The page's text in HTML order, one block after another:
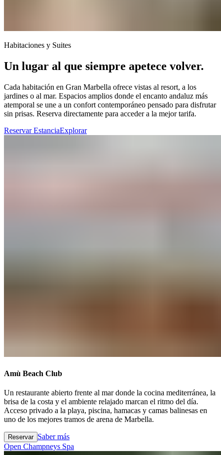
Habitaciones y Suites​​​​‌ ‍ ​‍​‍‌‍ ‌ ​‍‌‍‍‌‌‍‌ ‌‍‍‌‌‍ ‍​‍​‍​ ‍‍​‍​‍‌ ​ ‌‍​‌‌‍ ‍‌‍‍‌‌ ‌​‌ ‍‌​‍ ‍‌‍‍‌‌‍ ​‍​‍​‍ ​​‍​‍‌‍‍​‌ ​‍‌‍‌‌‌‍‌‍​‍​‍​ ‍‍​‍​‍‌‍‍​‌ ‌​‌ ‌​‌ ​​‌ ​ ​ ‍‍​‍ ​‍ ‌‍ ​​‍ ‌‌‍​‌‌‍ ‍‌‍‌​​‍ ‌‌ ​‍​‍ ‌‌‍‍​‌‍ ‌ ‌​‌‍‌‌‌‍ ​‌ ​ ​‍ ‌‌ ​ ‌ ‌​‌ ‌‌‌‍‌​‌‍‍‌‌‍ ​‍ ‍‌ ‌‍‌‍‌‌‌ ​‍‌‍​ ‌‍‌‌‌‍ ​​‍ ‍‌‍​‌‌ ​​‌ ​​​‍ ‌‍‍‌‌‍ ‍‌ ‌​‌‍‌‌‌‍ ‍‌ ‌​​‍ ‌‍‌‌‌‍‌​‌‍‍‌‌ ‌​​‍ ‌‍ ‌‌‍ ‌‍‌​‌‍‌‌​ ‌‌ ​​‌ ​‍‌‍‌‌‌ ​ ‌‍‌‌‌‍ ‍‌ ‌​‌‍​‌‌ ‌​‌‍‍‌‌‍ ‌‍ ‍​ ‍ ‌‍‍‌‌‍‌​​ ‌​ ​​‌‍​‍​ ‌ ‌‍‌​​ ​‌‌‍​‌‌‍​‍​ ‌‍​‍ ‌​ ‌ ​ ​‍​ ‍‌​ ​‍​‍ ‌​ ‌​‌‍‌‍‌‍​ ​ ‌​​‍ ‌‌‍​‌‌‍‌​‌‍​‍‌‍​ ​‍ ‌‌‍​‍​ ​​‌‍‌​​ ‌ ‌‍‌‍​ ​‌​ ‌​​ ​ ​ ‍​​ ‌‌​ ​‍‌‍‌‌​ ‍ ‌ ‌​‌ ‍‌‌ ​​‌‍‌‌​ ‌‌‍‍​‌‍ ‌ ‌​‌‍‌‌‌‍ ​‌‌​ ‌‍‍‌‌ ‌​‌‍‌‌‌​‍​‌‍ ‌‍ ‌‌‍‌‌‌‌​​‌‍​‌‌‍‌ ‌‍‌‌​ ‍ ‌ ​​‌‍​‌‌ ‌​‌‍‍​​ ‌‌ ​​‌‍​‌‌‍‌ ‌‍‌‌‌​​‍‌ ‌‌‌‍‍‌‌‍ ​‌‍‌​‌‍‌‌‌ ​‍​‍‌‌​ ‌‌‌​​‍‌‌ ‌‍‍ ‌‍‌‌‌ ‍‌​‍‌‌​ ​ ‌​‌​​‍‌‌​ ​ ‌​‌​​‍‌‌​ ​‍​ ​‍​ ‌‍​ ​‍​ ‌‌​ ​‍​ ​ ‌‍‌‌​ ‍‌‌‍‌‌​ ​ ​ ​‌‌‍‌​‌‍​‌​‍‌‌​ ​‍​ ​‍​‍‌‌​ ‌‌‌​‌​​‍ ‍‌ ​ ‌ ‌‌‌‍​‍‌‍‍​‌‍‌‌‌‍​‌‌‍‌​‌‍‍‌‌‍ ‍‌‍‌ ​ ‌‍​‍‌‍​‌‌ ​ ‌‍‌‌‌‌‌‌‌ ​‍‌‍ ​​ ‌‌‍‍​‌ ‌​‌ ‌​‌ ​​‌ ​ ​‍‌‌​ ​ ‌​​‌​‍‌‌​ ​‍‌​‌‍​‍‌‌​ ​‍‌​‌‍‌‍ ​​‍ ‌‌‍​‌‌‍ ‍‌‍‌​​‍ ‌‌ ​‍​‍ ‌‌‍‍​‌‍ ‌ ‌​‌‍‌‌‌‍ ​‌ ​ ​‍ ‌‌ ​ ‌ ‌​‌ ‌‌‌‍‌​‌‍‍‌‌‍ ​‍ ‍‌ ‌‍‌‍‌‌‌ ​‍‌‍​ ‌‍‌‌‌‍ ​​‍ ‍‌‍​‌‌ ​​‌ ​​​‍‌‍‌‍‍‌‌‍‌​​ ‌​ ​​‌‍​‍​ ‌ ‌‍‌​​ ​‌‌‍​‌‌‍​‍​ ‌‍​‍ ‌​ ‌ ​ ​‍​ ‍‌​ ​‍​‍ ‌​ ‌​‌‍‌‍‌‍​ ​ ‌​​‍ ‌‌‍​‌‌‍‌​‌‍​‍‌‍​ ​‍ ‌‌‍​‍​ ​​‌‍‌​​ ‌ ‌‍‌‍​ ​‌​ ‌​​ ​ ​ ‍​​ ‌‌​ ​‍‌‍‌‌​‍‌‍‌ ‌​‌ ‍‌‌ ​​‌‍‌‌​ ‌‌‍‍​‌‍ ‌ ‌​‌‍‌‌‌‍ ​‌‌​ ‌‍‍‌‌ ‌​‌‍‌‌‌​‍​‌‍ ‌‍ ‌‌‍‌‌‌‌​​‌‍​‌‌‍‌ ‌‍‌‌​‍‌‍‌ ​​‌‍​‌‌ ‌​‌‍‍​​ ‌‌ ​​‌‍​‌‌‍‌ ‌‍‌‌‌​​‍‌ ‌‌‌‍‍‌‌‍ ​‌‍‌​‌‍‌‌‌ ​‍​‍‌‌​ ‌‌‌​​‍‌‌ ‌‍‍ ‌‍‌‌‌ ‍‌​‍‌‌​ ​ ‌​‌​​‍‌‌​ ​ ‌​‌​​‍‌‌​ ​‍​ ​‍​ ‌‍​ ​‍​ ‌‌​ ​‍​ ​ ‌‍‌‌​ ‍‌‌‍‌‌​ ​ ​ ​‌‌‍‌​‌‍​‌​‍‌‌​ ​‍​ ​‍​‍‌‌​ ‌‌‌​‌​​‍ ‍‌ ​ ‌ ‌‌‌‍​‍‌‍‍​‌‍‌‌‌‍​‌‌‍‌​‌‍‍‌‌‍ ‍‌‍‌ ​‍‌‍‌ ​​‌‍‌‌‌ ​‍‌ ​ ‌ ​​‌‍‌‌‌‍​ ‌ ‌​‌‍‍‌‌ ‌‍‌‍‌‌​ ‌‌ ​​‌ ‌‌‌‍​‍‌‍ ​‌‍‍‌‌ ​ ‌‍‍​‌‍‌‌‌‍‌​​‍​‍‌ ‌
Un lugar al que siempre apetece volver.​​​​‌ ‍ ​‍​‍‌‍ ‌ ​‍‌‍‍‌‌‍‌ ‌‍‍‌‌‍ ‍​‍​‍​ ‍‍​‍​‍‌ ​ ‌‍​‌‌‍ ‍‌‍‍‌‌ ‌​‌ ‍‌​‍ ‍‌‍‍‌‌‍ ​‍​‍​‍ ​​‍​‍‌‍‍​‌ ​‍‌‍‌‌‌‍‌‍​‍​‍​ ‍‍​‍​‍‌‍‍​‌ ‌​‌ ‌​‌ ​​‌ ​ ​ ‍‍​‍ ​‍ ‌‍ ​​‍ ‌‌‍​‌‌‍ ‍‌‍‌​​‍ ‌‌ ​‍​‍ ‌‌‍‍​‌‍ ‌ ‌​‌‍‌‌‌‍ ​‌ ​ ​‍ ‌‌ ​ ‌ ‌​‌ ‌‌‌‍‌​‌‍‍‌‌‍ ​‍ ‍‌ ‌‍‌‍‌‌‌ ​‍‌‍​ ‌‍‌‌‌‍ ​​‍ ‍‌‍​‌‌ ​​‌ ​​​‍ ‌‍‍‌‌‍ ‍‌ ‌​‌‍‌‌‌‍ ‍‌ ‌​​‍ ‌‍‌‌‌‍‌​‌‍‍‌‌ ‌​​‍ ‌‍ ‌‌‍ ‌‍‌​‌‍‌‌​ ‌‌ ​​‌ ​‍‌‍‌‌‌ ​ ‌‍‌‌‌‍ ‍‌ ‌​‌‍​‌‌ ‌​‌‍‍‌‌‍ ‌‍ ‍​ ‍ ‌‍‍‌‌‍‌​​ ‌​ ​​‌‍​‍​ ‌ ‌‍‌​​ ​‌‌‍​‌‌‍​‍​ ‌‍​‍ ‌​ ‌ ​ ​‍​ ‍‌​ ​‍​‍ ‌​ ‌​‌‍‌‍‌‍​ ​ ‌​​‍ ‌‌‍​‌‌‍‌​‌‍​‍‌‍​ ​‍ ‌‌‍​‍​ ​​‌‍‌​​ ‌ ‌‍‌‍​ ​‌​ ‌​​ ​ ​ ‍​​ ‌‌​ ​‍‌‍‌‌​ ‍ ‌ ‌​‌ ‍‌‌ ​​‌‍‌‌​ ‌‌‍‍​‌‍ ‌ ‌​‌‍‌‌‌‍ ​‌‌​ ‌‍‍‌‌ ‌​‌‍‌‌‌​‍​‌‍ ‌‍ ‌‌‍‌‌‌‌​​‌‍​‌‌‍‌ ‌‍‌‌​ ‍ ‌ ​​‌‍​‌‌ ‌​‌‍‍​​ ‌‌ ​​‌‍​‌‌‍‌ ‌‍‌‌‌​​‍‌ ‌‌‌‍‍‌‌‍ ​‌‍‌​‌‍‌‌‌ ​‍​‍‌‌​ ‌‌‌​​‍‌‌ ‌‍‍ ‌‍‌‌‌ ‍‌​‍‌‌​ ​ ‌​‌​​‍‌‌​ ​ ‌​‌​​‍‌‌​ ​‍​ ​‍​ ‌‍​ ​‍​ ‌‌​ ​‍​ ​ ‌‍‌‌​ ‍‌‌‍‌‌​ ​ ​ ​‌‌‍‌​‌‍​‌​‍‌‌​ ​‍​ ​‍​‍‌‌​ ‌‌‌​‌​​‍ ‍‌‍‍​‌‍‌‌‌‍​‌‌‍‌​‌‍‍‌‌‍ ‍‌‍‌ ​ ‌‍​‍‌‍​‌‌ ​ ‌‍‌‌‌‌‌‌‌ ​‍‌‍ ​​ ‌‌‍‍​‌ ‌​‌ ‌​‌ ​​‌ ​ ​‍‌‌​ ​ ‌​​‌​‍‌‌​ ​‍‌​‌‍​‍‌‌​ ​‍‌​‌‍‌‍ ​​‍ ‌‌‍​‌‌‍ ‍‌‍‌​​‍ ‌‌ ​‍​‍ ‌‌‍‍​‌‍ ‌ ‌​‌‍‌‌‌‍ ​‌ ​ ​‍ ‌‌ ​ ‌ ‌​‌ ‌‌‌‍‌​‌‍‍‌‌‍ ​‍ ‍‌ ‌‍‌‍‌‌‌ ​‍‌‍​ ‌‍‌‌‌‍ ​​‍ ‍‌‍​‌‌ ​​‌ ​​​‍‌‍‌‍‍‌‌‍‌​​ ‌​ ​​‌‍​‍​ ‌ ‌‍‌​​ ​‌‌‍​‌‌‍​‍​ ‌‍​‍ ‌​ ‌ ​ ​‍​ ‍‌​ ​‍​‍ ‌​ ‌​‌‍‌‍‌‍​ ​ ‌​​‍ ‌‌‍​‌‌‍‌​‌‍​‍‌‍​ ​‍ ‌‌‍​‍​ ​​‌‍‌​​ ‌ ‌‍‌‍​ ​‌​ ‌​​ ​ ​ ‍​​ ‌‌​ ​‍‌‍‌‌​‍‌‍‌ ‌​‌ ‍‌‌ ​​‌‍‌‌​ ‌‌‍‍​‌‍ ‌ ‌​‌‍‌‌‌‍ ​‌‌​ ‌‍‍‌‌ ‌​‌‍‌‌‌​‍​‌‍ ‌‍ ‌‌‍‌‌‌‌​​‌‍​‌‌‍‌ ‌‍‌‌​‍‌‍‌ ​​‌‍​‌‌ ‌​‌‍‍​​ ‌‌ ​​‌‍​‌‌‍‌ ‌‍‌‌‌​​‍‌ ‌‌‌‍‍‌‌‍ ​‌‍‌​‌‍‌‌‌ ​‍​‍‌‌​ ‌‌‌​​‍‌‌ ‌‍‍ ‌‍‌‌‌ ‍‌​‍‌‌​ ​ ‌​‌​​‍‌‌​ ​ ‌​‌​​‍‌‌​ ​‍​ ​‍​ ‌‍​ ​‍​ ‌‌​ ​‍​ ​ ‌‍‌‌​ ‍‌‌‍‌‌​ ​ ​ ​‌‌‍‌​‌‍​‌​‍‌‌​ ​‍​ ​‍​‍‌‌​ ‌‌‌​‌​​‍ ‍‌‍‍​‌‍‌‌‌‍​‌‌‍‌​‌‍‍‌‌‍ ‍‌‍‌ ​‍‌‍‌ ​​‌‍‌‌‌ ​‍‌ ​ ‌ ​​‌‍‌‌‌‍​ ‌ ‌​‌‍‍‌‌ ‌‍‌‍‌‌​ ‌‌ ​​‌ ‌‌‌‍​‍‌‍ ​‌‍‍‌‌ ​ ‌‍‍​‌‍‌‌‌‍‌​​‍​‍‌ ‌
Cada habitación en Gran Marbella ofrece vistas al resort, a los
jardines o al mar. Espacios amplios donde el encanto andaluz más
atemporal se une a un confort contemporáneo pensado para disfrutar
sin prisas. Reserva directamente para acceder a la mejor tarifa.​​​​‌ ‍ ​‍​‍‌‍ ‌ ​‍‌‍‍‌‌‍‌ ‌‍‍‌‌‍ ‍​‍​‍​ ‍‍​‍​‍‌ ​ ‌‍​‌‌‍ ‍‌‍‍‌‌ ‌​‌ ‍‌​‍ ‍‌‍‍‌‌‍ ​‍​‍​‍ ​​‍​‍‌‍‍​‌ ​‍‌‍‌‌‌‍‌‍​‍​‍​ ‍‍​‍​‍‌‍‍​‌ ‌​‌ ‌​‌ ​​‌ ​ ​ ‍‍​‍ ​‍ ‌‍ ​​‍ ‌‌‍​‌‌‍ ‍‌‍‌​​‍ ‌‌ ​‍​‍ ‌‌‍‍​‌‍ ‌ ‌​‌‍‌‌‌‍ ​‌ ​ ​‍ ‌‌ ​ ‌ ‌​‌ ‌‌‌‍‌​‌‍‍‌‌‍ ​‍ ‍‌ ‌‍‌‍‌‌‌ ​‍‌‍​ ‌‍‌‌‌‍ ​​‍ ‍‌‍​‌‌ ​​‌ ​​​‍ ‌‍‍‌‌‍ ‍‌ ‌​‌‍‌‌‌‍ ‍‌ ‌​​‍ ‌‍‌‌‌‍‌​‌‍‍‌‌ ‌​​‍ ‌‍ ‌‌‍ ‌‍‌​‌‍‌‌​ ‌‌ ​​‌ ​‍‌‍‌‌‌ ​ ‌‍‌‌‌‍ ‍‌ ‌​‌‍​‌‌ ‌​‌‍‍‌‌‍ ‌‍ ‍​ ‍ ‌‍‍‌‌‍‌​​ ‌​ ​​‌‍​‍​ ‌ ‌‍‌​​ ​‌‌‍​‌‌‍​‍​ ‌‍​‍ ‌​ ‌ ​ ​‍​ ‍‌​ ​‍​‍ ‌​ ‌​‌‍‌‍‌‍​ ​ ‌​​‍ ‌‌‍​‌‌‍‌​‌‍​‍‌‍​ ​‍ ‌‌‍​‍​ ​​‌‍‌​​ ‌ ‌‍‌‍​ ​‌​ ‌​​ ​ ​ ‍​​ ‌‌​ ​‍‌‍‌‌​ ‍ ‌ ‌​‌ ‍‌‌ ​​‌‍‌‌​ ‌‌‍‍​‌‍ ‌ ‌​‌‍‌‌‌‍ ​‌‌​ ‌‍‍‌‌ ‌​‌‍‌‌‌​‍​‌‍ ‌‍ ‌‌‍‌‌‌‌​​‌‍​‌‌‍‌ ‌‍‌‌​ ‍ ‌ ​​‌‍​‌‌ ‌​‌‍‍​​ ‌‌ ​​‌‍​‌‌‍‌ ‌‍‌‌‌​​‍‌ ‌‌‌‍‍‌‌‍ ​‌‍‌​‌‍‌‌‌ ​‍​‍‌‌​ ‌‌‌​​‍‌‌ ‌‍‍ ‌‍‌‌‌ ‍‌​‍‌‌​ ​ ‌​‌​​‍‌‌​ ​ ‌​‌​​‍‌‌​ ​‍​ ​‍​ ‌‍​ ​‍​ ‌‌​ ​‍​ ​ ‌‍‌‌​ ‍‌‌‍‌‌​ ​ ​ ​‌‌‍‌​‌‍​‌​‍‌‌​ ​‍​ ​‍​‍‌‌​ ‌‌‌​‌​​‍ ‍‌‍​‍‌‍ ‌‍‌​‌ ‍‌​ ‌‍​‍‌‍​‌‌ ​ ‌‍‌‌‌‌‌‌‌ ​‍‌‍ ​​ ‌‌‍‍​‌ ‌​‌ ‌​‌ ​​‌ ​ ​‍‌‌​ ​ ‌​​‌​‍‌‌​ ​‍‌​‌‍​‍‌‌​ ​‍‌​‌‍‌‍ ​​‍ ‌‌‍​‌‌‍ ‍‌‍‌​​‍ ‌‌ ​‍​‍ ‌‌‍‍​‌‍ ‌ ‌​‌‍‌‌‌‍ ​‌ ​ ​‍ ‌‌ ​ ‌ ‌​‌ ‌‌‌‍‌​‌‍‍‌‌‍ ​‍ ‍‌ ‌‍‌‍‌‌‌ ​‍‌‍​ ‌‍‌‌‌‍ ​​‍ ‍‌‍​‌‌ ​​‌ ​​​‍‌‍‌‍‍‌‌‍‌​​ ‌​ ​​‌‍​‍​ ‌ ‌‍‌​​ ​‌‌‍​‌‌‍​‍​ ‌‍​‍ ‌​ ‌ ​ ​‍​ ‍‌​ ​‍​‍ ‌​ ‌​‌‍‌‍‌‍​ ​ ‌​​‍ ‌‌‍​‌‌‍‌​‌‍​‍‌‍​ ​‍ ‌‌‍​‍​ ​​‌‍‌​​ ‌ ‌‍‌‍​ ​‌​ ‌​​ ​ ​ ‍​​ ‌‌​ ​‍‌‍‌‌​‍‌‍‌ ‌​‌ ‍‌‌ ​​‌‍‌‌​ ‌‌‍‍​‌‍ ‌ ‌​‌‍‌‌‌‍ ​‌‌​ ‌‍‍‌‌ ‌​‌‍‌‌‌​‍​‌‍ ‌‍ ‌‌‍‌‌‌‌​​‌‍​‌‌‍‌ ‌‍‌‌​‍‌‍‌ ​​‌‍​‌‌ ‌​‌‍‍​​ ‌‌ ​​‌‍​‌‌‍‌ ‌‍‌‌‌​​‍‌ ‌‌‌‍‍‌‌‍ ​‌‍‌​‌‍‌‌‌ ​‍​‍‌‌​ ‌‌‌​​‍‌‌ ‌‍‍ ‌‍‌‌‌ ‍‌​‍‌‌​ ​ ‌​‌​​‍‌‌​ ​ ‌​‌​​‍‌‌​ ​‍​ ​‍​ ‌‍​ ​‍​ ‌‌​ ​‍​ ​ ‌‍‌‌​ ‍‌‌‍‌‌​ ​ ​ ​‌‌‍‌​‌‍​‌​‍‌‌​ ​‍​ ​‍​‍‌‌​ ‌‌‌​‌​​‍ ‍‌‍​‍‌‍ ‌‍‌​‌ ‍‌​‍‌‍‌ ​​‌‍‌‌‌ ​‍‌ ​ ‌ ​​‌‍‌‌‌‍​ ‌ ‌​‌‍‍‌‌ ‌‍‌‍‌‌​ ‌‌ ​​‌ ‌‌‌‍​‍‌‍ ​‌‍‍‌‌ ​ ‌‍‍​‌‍‌‌‌‍‌​​‍​‍‌ ‌
Reservar Estancia​​​​‌ ‍ ​‍​‍‌‍ ‌ ​‍‌‍‍‌‌‍‌ ‌‍‍‌‌‍ ‍​‍​‍​ ‍‍​‍​‍‌ ​ ‌‍​‌‌‍ ‍‌‍‍‌‌ ‌​‌ ‍‌​‍ ‍‌‍‍‌‌‍ ​‍​‍​‍ ​​‍​‍‌‍‍​‌ ​‍‌‍‌‌‌‍‌‍​‍​‍​ ‍‍​‍​‍‌‍‍​‌ ‌​‌ ‌​‌ ​​‌ ​ ​ ‍‍​‍ ​‍ ‌‍ ​​‍ ‌‌‍​‌‌‍ ‍‌‍‌​​‍ ‌‌ ​‍​‍ ‌‌‍‍​‌‍ ‌ ‌​‌‍‌‌‌‍ ​‌ ​ ​‍ ‌‌ ​ ‌ ‌​‌ ‌‌‌‍‌​‌‍‍‌‌‍ ​‍ ‍‌ ‌‍‌‍‌‌‌ ​‍‌‍​ ‌‍‌‌‌‍ ​​‍ ‍‌‍​‌‌ ​​‌ ​​​‍ ‌‍‍‌‌‍ ‍‌ ‌​‌‍‌‌‌‍ ‍‌ ‌​​‍ ‌‍‌‌‌‍‌​‌‍‍‌‌ ‌​​‍ ‌‍ ‌‌‍ ‌‍‌​‌‍‌‌​ ‌‌ ​​‌ ​‍‌‍‌‌‌ ​ ‌‍‌‌‌‍ ‍‌ ‌​‌‍​‌‌ ‌​‌‍‍‌‌‍ ‌‍ ‍​ ‍ ‌‍‍‌‌‍‌​​ ‌​ ​​‌‍​‍​ ‌ ‌‍‌​​ ​‌‌‍​‌‌‍​‍​ ‌‍​‍ ‌​ ‌ ​ ​‍​ ‍‌​ ​‍​‍ ‌​ ‌​‌‍‌‍‌‍​ ​ ‌​​‍ ‌‌‍​‌‌‍‌​‌‍​‍‌‍​ ​‍ ‌‌‍​‍​ ​​‌‍‌​​ ‌ ‌‍‌‍​ ​‌​ ‌​​ ​ ​ ‍​​ ‌‌​ ​‍‌‍‌‌​ ‍ ‌ ‌​‌ ‍‌‌ ​​‌‍‌‌​ ‌‌‍‍​‌‍ ‌ ‌​‌‍‌‌‌‍ ​‌‌​ ‌‍‍‌‌ ‌​‌‍‌‌‌​‍​‌‍ ‌‍ ‌‌‍‌‌‌‌​​‌‍​‌‌‍‌ ‌‍‌‌​ ‍ ‌ ​​‌‍​‌‌ ‌​‌‍‍​​ ‌‌ ​​‌‍​‌‌‍‌ ‌‍‌‌‌​​‍‌ ‌‌‌‍‍‌‌‍ ​‌‍‌​‌‍‌‌‌ ​‍​‍‌‌​ ‌‌‌​​‍‌‌ ‌‍‍ ‌‍‌‌‌ ‍‌​‍‌‌​ ​ ‌​‌​​‍‌‌​ ​ ‌​‌​​‍‌‌​ ​‍​ ​‍​ ‌‍​ ​‍​ ‌‌​ ​‍​ ​ ‌‍‌‌​ ‍‌‌‍‌‌​ ​ ​ ​‌‌‍‌​‌‍​‌​‍‌‌​ ​‍​ ​‍​‍‌‌​ ‌‌‌​‌​​‍ ‍‌ ​​‌ ​‍‌‍‍‌‌‍ ‌‌‍​‌‌ ​‍‌ ‍‌‌​​ ‌ ‌​‌‍​‌​‍ ‍‌‍ ​‌‍​‌‌‍​‍‌‍‌‌‌‍ ​​ ‌‍​‍‌‍​‌‌ ​ ‌‍‌‌‌‌‌‌‌ ​‍‌‍ ​​ ‌‌‍‍​‌ ‌​‌ ‌​‌ ​​‌ ​ ​‍‌‌​ ​ ‌​​‌​‍‌‌​ ​‍‌​‌‍​‍‌‌​ ​‍‌​‌‍‌‍ ​​‍ ‌‌‍​‌‌‍ ‍‌‍‌​​‍ ‌‌ ​‍​‍ ‌‌‍‍​‌‍ ‌ ‌​‌‍‌‌‌‍ ​‌ ​ ​‍ ‌‌ ​ ‌ ‌​‌ ‌‌‌‍‌​‌‍‍‌‌‍ ​‍ ‍‌ ‌‍‌‍‌‌‌ ​‍‌‍​ ‌‍‌‌‌‍ ​​‍ ‍‌‍​‌‌ ​​‌ ​​​‍‌‍‌‍‍‌‌‍‌​​ ‌​ ​​‌‍​‍​ ‌ ‌‍‌​​ ​‌‌‍​‌‌‍​‍​ ‌‍​‍ ‌​ ‌ ​ ​‍​ ‍‌​ ​‍​‍ ‌​ ‌​‌‍‌‍‌‍​ ​ ‌​​‍ ‌‌‍​‌‌‍‌​‌‍​‍‌‍​ ​‍ ‌‌‍​‍​ ​​‌‍‌​​ ‌ ‌‍‌‍​ ​‌​ ‌​​ ​ ​ ‍​​ ‌‌​ ​‍‌‍‌‌​‍‌‍‌ ‌​‌ ‍‌‌ ​​‌‍‌‌​ ‌‌‍‍​‌‍ ‌ ‌​‌‍‌‌‌‍ ​‌‌​ ‌‍‍‌‌ ‌​‌‍‌‌‌​‍​‌‍ ‌‍ ‌‌‍‌‌‌‌​​‌‍​‌‌‍‌ ‌‍‌‌​‍‌‍‌ ​​‌‍​‌‌ ‌​‌‍‍​​ ‌‌ ​​‌‍​‌‌‍‌ ‌‍‌‌‌​​‍‌ ‌‌‌‍‍‌‌‍ ​‌‍‌​‌‍‌‌‌ ​‍​‍‌‌​ ‌‌‌​​‍‌‌ ‌‍‍ ‌‍‌‌‌ ‍‌​‍‌‌​ ​ ‌​‌​​‍‌‌​ ​ ‌​‌​​‍‌‌​ ​‍​ ​‍​ ‌‍​ ​‍​ ‌‌​ ​‍​ ​ ‌‍‌‌​ ‍‌‌‍‌‌​ ​ ​ ​‌‌‍‌​‌‍​‌​‍‌‌​ ​‍​ ​‍​‍‌‌​ ‌‌‌​‌​​‍ ‍‌ ​​‌ ​‍‌‍‍‌‌‍ ‌‌‍​‌‌ ​‍‌ ‍‌‌​​ ‌ ‌​‌‍​‌​‍ ‍‌‍ ​‌‍​‌‌‍​‍‌‍‌‌‌‍ ​​‍‌‍‌ ​​‌‍‌‌‌ ​‍‌ ​ ‌ ​​‌‍‌‌‌‍​ ‌ ‌​‌‍‍‌‌ ‌‍‌‍‌‌​ ‌‌ ​​‌ ‌‌‌‍​‍‌‍ ​‌‍‍‌‌ ​ ‌‍‍​‌‍‌‌‌‍‌​​‍​‍‌ ‌Explorar​​​​‌ ‍ ​‍​‍‌‍ ‌ ​‍‌‍‍‌‌‍‌ ‌‍‍‌‌‍ ‍​‍​‍​ ‍‍​‍​‍‌ ​ ‌‍​‌‌‍ ‍‌‍‍‌‌ ‌​‌ ‍‌​‍ ‍‌‍‍‌‌‍ ​‍​‍​‍ ​​‍​‍‌‍‍​‌ ​‍‌‍‌‌‌‍‌‍​‍​‍​ ‍‍​‍​‍‌‍‍​‌ ‌​‌ ‌​‌ ​​‌ ​ ​ ‍‍​‍ ​‍ ‌‍ ​​‍ ‌‌‍​‌‌‍ ‍‌‍‌​​‍ ‌‌ ​‍​‍ ‌‌‍‍​‌‍ ‌ ‌​‌‍‌‌‌‍ ​‌ ​ ​‍ ‌‌ ​ ‌ ‌​‌ ‌‌‌‍‌​‌‍‍‌‌‍ ​‍ ‍‌ ‌‍‌‍‌‌‌ ​‍‌‍​ ‌‍‌‌‌‍ ​​‍ ‍‌‍​‌‌ ​​‌ ​​​‍ ‌‍‍‌‌‍ ‍‌ ‌​‌‍‌‌‌‍ ‍‌ ‌​​‍ ‌‍‌‌‌‍‌​‌‍‍‌‌ ‌​​‍ ‌‍ ‌‌‍ ‌‍‌​‌‍‌‌​ ‌‌ ​​‌ ​‍‌‍‌‌‌ ​ ‌‍‌‌‌‍ ‍‌ ‌​‌‍​‌‌ ‌​‌‍‍‌‌‍ ‌‍ ‍​ ‍ ‌‍‍‌‌‍‌​​ ‌​ ​​‌‍​‍​ ‌ ‌‍‌​​ ​‌‌‍​‌‌‍​‍​ ‌‍​‍ ‌​ ‌ ​ ​‍​ ‍‌​ ​‍​‍ ‌​ ‌​‌‍‌‍‌‍​ ​ ‌​​‍ ‌‌‍​‌‌‍‌​‌‍​‍‌‍​ ​‍ ‌‌‍​‍​ ​​‌‍‌​​ ‌ ‌‍‌‍​ ​‌​ ‌​​ ​ ​ ‍​​ ‌‌​ ​‍‌‍‌‌​ ‍ ‌ ‌​‌ ‍‌‌ ​​‌‍‌‌​ ‌‌‍‍​‌‍ ‌ ‌​‌‍‌‌‌‍ ​‌‌​ ‌‍‍‌‌ ‌​‌‍‌‌‌​‍​‌‍ ‌‍ ‌‌‍‌‌‌‌​​‌‍​‌‌‍‌ ‌‍‌‌​ ‍ ‌ ​​‌‍​‌‌ ‌​‌‍‍​​ ‌‌ ​​‌‍​‌‌‍‌ ‌‍‌‌‌​​‍‌ ‌‌‌‍‍‌‌‍ ​‌‍‌​‌‍‌‌‌ ​‍​‍‌‌​ ‌‌‌​​‍‌‌ ‌‍‍ ‌‍‌‌‌ ‍‌​‍‌‌​ ​ ‌​‌​​‍‌‌​ ​ ‌​‌​​‍‌‌​ ​‍​ ​‍​ ‌‍​ ​‍​ ‌‌​ ​‍​ ​ ‌‍‌‌​ ‍‌‌‍‌‌​ ​ ​ ​‌‌‍‌​‌‍​‌​‍‌‌​ ​‍​ ​‍​‍‌‌​ ‌‌‌​‌​​‍ ‍‌ ​ ‌‍‌‌‌‍​ ‌‍ ‌‍ ‍‌‍‌​‌‍​‌‌ ​‍‌ ‍‌‌​​ ‌ ‌​‌‍​‌​‍ ‍‌‍ ​‌‍​‌‌‍​‍‌‍‌‌‌‍ ​​ ‌‍​‍‌‍​‌‌ ​ ‌‍‌‌‌‌‌‌‌ ​‍‌‍ ​​ ‌‌‍‍​‌ ‌​‌ ‌​‌ ​​‌ ​ ​‍‌‌​ ​ ‌​​‌​‍‌‌​ ​‍‌​‌‍​‍‌‌​ ​‍‌​‌‍‌‍ ​​‍ ‌‌‍​‌‌‍ ‍‌‍‌​​‍ ‌‌ ​‍​‍ ‌‌‍‍​‌‍ ‌ ‌​‌‍‌‌‌‍ ​‌ ​ ​‍ ‌‌ ​ ‌ ‌​‌ ‌‌‌‍‌​‌‍‍‌‌‍ ​‍ ‍‌ ‌‍‌‍‌‌‌ ​‍‌‍​ ‌‍‌‌‌‍ ​​‍ ‍‌‍​‌‌ ​​‌ ​​​‍‌‍‌‍‍‌‌‍‌​​ ‌​ ​​‌‍​‍​ ‌ ‌‍‌​​ ​‌‌‍​‌‌‍​‍​ ‌‍​‍ ‌​ ‌ ​ ​‍​ ‍‌​ ​‍​‍ ‌​ ‌​‌‍‌‍‌‍​ ​ ‌​​‍ ‌‌‍​‌‌‍‌​‌‍​‍‌‍​ ​‍ ‌‌‍​‍​ ​​‌‍‌​​ ‌ ‌‍‌‍​ ​‌​ ‌​​ ​ ​ ‍​​ ‌‌​ ​‍‌‍‌‌​‍‌‍‌ ‌​‌ ‍‌‌ ​​‌‍‌‌​ ‌‌‍‍​‌‍ ‌ ‌​‌‍‌‌‌‍ ​‌‌​ ‌‍‍‌‌ ‌​‌‍‌‌‌​‍​‌‍ ‌‍ ‌‌‍‌‌‌‌​​‌‍​‌‌‍‌ ‌‍‌‌​‍‌‍‌ ​​‌‍​‌‌ ‌​‌‍‍​​ ‌‌ ​​‌‍​‌‌‍‌ ‌‍‌‌‌​​‍‌ ‌‌‌‍‍‌‌‍ ​‌‍‌​‌‍‌‌‌ ​‍​‍‌‌​ ‌‌‌​​‍‌‌ ‌‍‍ ‌‍‌‌‌ ‍‌​‍‌‌​ ​ ‌​‌​​‍‌‌​ ​ ‌​‌​​‍‌‌​ ​‍​ ​‍​ ‌‍​ ​‍​ ‌‌​ ​‍​ ​ ‌‍‌‌​ ‍‌‌‍‌‌​ ​ ​ ​‌‌‍‌​‌‍​‌​‍‌‌​ ​‍​ ​‍​‍‌‌​ ‌‌‌​‌​​‍ ‍‌ ​ ‌‍‌‌‌‍​ ‌‍ ‌‍ ‍‌‍‌​‌‍​‌‌ ​‍‌ ‍‌‌​​ ‌ ‌​‌‍​‌​‍ ‍‌‍ ​‌‍​‌‌‍​‍‌‍‌‌‌‍ ​​‍‌‍‌ ​​‌‍‌‌‌ ​‍‌ ​ ‌ ​​‌‍‌‌‌‍​ ‌ ‌​‌‍‍‌‌ ‌‍‌‍‌‌​ ‌‌ ​​‌ ‌‌‌‍​‍‌‍ ​‌‍‍‌‌ ​ ‌‍‍​‌‍‌‌‌‍‌​​‍​‍‌ ‌
Amù Beach Club​​​​‌ ‍ ​‍​‍‌‍ ‌ ​‍‌‍‍‌‌‍‌ ‌‍‍‌‌‍ ‍​‍​‍​ ‍‍​‍​‍‌ ​ ‌‍​‌‌‍ ‍‌‍‍‌‌ ‌​‌ ‍‌​‍ ‍‌‍‍‌‌‍ ​‍​‍​‍ ​​‍​‍‌‍‍​‌ ​‍‌‍‌‌‌‍‌‍​‍​‍​ ‍‍​‍​‍‌‍‍​‌ ‌​‌ ‌​‌ ​​‌ ​ ​ ‍‍​‍ ​‍ ‌‍ ​​‍ ‌‌‍​‌‌‍ ‍‌‍‌​​‍ ‌‌ ​‍​‍ ‌‌‍‍​‌‍ ‌ ‌​‌‍‌‌‌‍ ​‌ ​ ​‍ ‌‌ ​ ‌ ‌​‌ ‌‌‌‍‌​‌‍‍‌‌‍ ​‍ ‍‌ ‌‍‌‍‌‌‌ ​‍‌‍​ ‌‍‌‌‌‍ ​​‍ ‍‌‍​‌‌ ​​‌ ​​​‍ ‌‍‍‌‌‍ ‍‌ ‌​‌‍‌‌‌‍ ‍‌ ‌​​‍ ‌‍‌‌‌‍‌​‌‍‍‌‌ ‌​​‍ ‌‍ ‌‌‍ ‌‍‌​‌‍‌‌​ ‌‌ ​​‌ ​‍‌‍‌‌‌ ​ ‌‍‌‌‌‍ ‍‌ ‌​‌‍​‌‌ ‌​‌‍‍‌‌‍ ‌‍ ‍​ ‍ ‌‍‍‌‌‍‌​​ ‌​ ​​‌‍​‍​ ‌ ‌‍‌​​ ​‌‌‍​‌‌‍​‍​ ‌‍​‍ ‌​ ‌ ​ ​‍​ ‍‌​ ​‍​‍ ‌​ ‌​‌‍‌‍‌‍​ ​ ‌​​‍ ‌‌‍​‌‌‍‌​‌‍​‍‌‍​ ​‍ ‌‌‍​‍​ ​​‌‍‌​​ ‌ ‌‍‌‍​ ​‌​ ‌​​ ​ ​ ‍​​ ‌‌​ ​‍‌‍‌‌​ ‍ ‌ ‌​‌ ‍‌‌ ​​‌‍‌‌​ ‌‌‍‍​‌‍ ‌ ‌​‌‍‌‌‌‍ ​‌‌​ ‌‍‍‌‌ ‌​‌‍‌‌‌​‍​‌‍ ‌‍ ‌‌‍‌‌‌‌​​‌‍​‌‌‍‌ ‌‍‌‌​ ‍ ‌ ​​‌‍​‌‌ ‌​‌‍‍​​ ‌‌ ​​‌‍​‌‌‍‌ ‌‍‌‌‌​​‍‌ ‌‌‌‍‍‌‌‍ ​‌‍‌​‌‍‌‌‌ ​‍​‍‌‌​ ‌‌‌​​‍‌‌ ‌‍‍ ‌‍‌‌‌ ‍‌​‍‌‌​ ​ ‌​‌​​‍‌‌​ ​ ‌​‌​​‍‌‌​ ​‍​ ​‍​ ‌‌‌‍​ ‌‍‌‍​ ‌​‌‍‌‌​ ‍‌​ ‍‌​ ‌​​ ​‌​ ‌‌​ ‌ ​ ​‍​‍‌‌​ ​‍​ ​‍​‍‌‌​ ‌‌‌​‌​​‍ ‍‌‍​ ‌‍ ‌‍ ‍‌ ‌​‌‍‌‌‌‍ ‍‌ ‌​​‍‌‌​ ‌‌‌​​‍‌‌ ‌‍‍ ‌‍‌‌‌ ‍‌​‍‌‌​ ​ ‌​‌​​‍‌‌​ ​ ‌​‌​​‍‌‌​ ​‍​ ​‍​ ​​​ ​‍​ ​‌‌‍​ ​ ‍​​ ‌ ‌‍‌‌​ ‍‌​ ‌​‌‍‌‍​ ‍‌‌‍​ ​‍‌‌​ ​‍​ ​‍​‍‌‌​ ‌‌‌​‌​​‍ ‍‌ ‌​‌‍‍‌‌ ‌​‌‍ ​‌‍‌‌​ ‌‍​‍‌‍​‌‌ ​ ‌‍‌‌‌‌‌‌‌ ​‍‌‍ ​​ ‌‌‍‍​‌ ‌​‌ ‌​‌ ​​‌ ​ ​‍‌‌​ ​ ‌​​‌​‍‌‌​ ​‍‌​‌‍​‍‌‌​ ​‍‌​‌‍‌‍ ​​‍ ‌‌‍​‌‌‍ ‍‌‍‌​​‍ ‌‌ ​‍​‍ ‌‌‍‍​‌‍ ‌ ‌​‌‍‌‌‌‍ ​‌ ​ ​‍ ‌‌ ​ ‌ ‌​‌ ‌‌‌‍‌​‌‍‍‌‌‍ ​‍ ‍‌ ‌‍‌‍‌‌‌ ​‍‌‍​ ‌‍‌‌‌‍ ​​‍ ‍‌‍​‌‌ ​​‌ ​​​‍‌‍‌‍‍‌‌‍‌​​ ‌​ ​​‌‍​‍​ ‌ ‌‍‌​​ ​‌‌‍​‌‌‍​‍​ ‌‍​‍ ‌​ ‌ ​ ​‍​ ‍‌​ ​‍​‍ ‌​ ‌​‌‍‌‍‌‍​ ​ ‌​​‍ ‌‌‍​‌‌‍‌​‌‍​‍‌‍​ ​‍ ‌‌‍​‍​ ​​‌‍‌​​ ‌ ‌‍‌‍​ ​‌​ ‌​​ ​ ​ ‍​​ ‌‌​ ​‍‌‍‌‌​‍‌‍‌ ‌​‌ ‍‌‌ ​​‌‍‌‌​ ‌‌‍‍​‌‍ ‌ ‌​‌‍‌‌‌‍ ​‌‌​ ‌‍‍‌‌ ‌​‌‍‌‌‌​‍​‌‍ ‌‍ ‌‌‍‌‌‌‌​​‌‍​‌‌‍‌ ‌‍‌‌​‍‌‍‌ ​​‌‍​‌‌ ‌​‌‍‍​​ ‌‌ ​​‌‍​‌‌‍‌ ‌‍‌‌‌​​‍‌ ‌‌‌‍‍‌‌‍ ​‌‍‌​‌‍‌‌‌ ​‍​‍‌‌​ ‌‌‌​​‍‌‌ ‌‍‍ ‌‍‌‌‌ ‍‌​‍‌‌​ ​ ‌​‌​​‍‌‌​ ​ ‌​‌​​‍‌‌​ ​‍​ ​‍​ ‌‌‌‍​ ‌‍‌‍​ ‌​‌‍‌‌​ ‍‌​ ‍‌​ ‌​​ ​‌​ ‌‌​ ‌ ​ ​‍​‍‌‌​ ​‍​ ​‍​‍‌‌​ ‌‌‌​‌​​‍ ‍‌‍​ ‌‍ ‌‍ ‍‌ ‌​‌‍‌‌‌‍ ‍‌ ‌​​‍‌‌​ ‌‌‌​​‍‌‌ ‌‍‍ ‌‍‌‌‌ ‍‌​‍‌‌​ ​ ‌​‌​​‍‌‌​ ​ ‌​‌​​‍‌‌​ ​‍​ ​‍​ ​​​ ​‍​ ​‌‌‍​ ​ ‍​​ ‌ ‌‍‌‌​ ‍‌​ ‌​‌‍‌‍​ ‍‌‌‍​ ​‍‌‌​ ​‍​ ​‍​‍‌‌​ ‌‌‌​‌​​‍ ‍‌ ‌​‌‍‍‌‌ ‌​‌‍ ​‌‍‌‌​‍‌‍‌ ​​‌‍‌‌‌ ​‍‌ ​ ‌ ​​‌‍‌‌‌‍​ ‌ ‌​‌‍‍‌‌ ‌‍‌‍‌‌​ ‌‌ ​​‌ ‌‌‌‍​‍‌‍ ​‌‍‍‌‌ ​ ‌‍‍​‌‍‌‌‌‍‌​​‍​‍‌ ‌
Un restaurante abierto frente al mar donde la cocina mediterránea, la
brisa de la costa y el ambiente relajado marcan el ritmo del día.
Acceso privado a la playa, piscina, hamacas y camas balinesas en
uno de los mejores tramos de arena de Marbella.​​​​‌ ‍ ​‍​‍‌‍ ‌ ​‍‌‍‍‌‌‍‌ ‌‍‍‌‌‍ ‍​‍​‍​ ‍‍​‍​‍‌ ​ ‌‍​‌‌‍ ‍‌‍‍‌‌ ‌​‌ ‍‌​‍ ‍‌‍‍‌‌‍ ​‍​‍​‍ ​​‍​‍‌‍‍​‌ ​‍‌‍‌‌‌‍‌‍​‍​‍​ ‍‍​‍​‍‌‍‍​‌ ‌​‌ ‌​‌ ​​‌ ​ ​ ‍‍​‍ ​‍ ‌‍ ​​‍ ‌‌‍​‌‌‍ ‍‌‍‌​​‍ ‌‌ ​‍​‍ ‌‌‍‍​‌‍ ‌ ‌​‌‍‌‌‌‍ ​‌ ​ ​‍ ‌‌ ​ ‌ ‌​‌ ‌‌‌‍‌​‌‍‍‌‌‍ ​‍ ‍‌ ‌‍‌‍‌‌‌ ​‍‌‍​ ‌‍‌‌‌‍ ​​‍ ‍‌‍​‌‌ ​​‌ ​​​‍ ‌‍‍‌‌‍ ‍‌ ‌​‌‍‌‌‌‍ ‍‌ ‌​​‍ ‌‍‌‌‌‍‌​‌‍‍‌‌ ‌​​‍ ‌‍ ‌‌‍ ‌‍‌​‌‍‌‌​ ‌‌ ​​‌ ​‍‌‍‌‌‌ ​ ‌‍‌‌‌‍ ‍‌ ‌​‌‍​‌‌ ‌​‌‍‍‌‌‍ ‌‍ ‍​ ‍ ‌‍‍‌‌‍‌​​ ‌​ ​​‌‍​‍​ ‌ ‌‍‌​​ ​‌‌‍​‌‌‍​‍​ ‌‍​‍ ‌​ ‌ ​ ​‍​ ‍‌​ ​‍​‍ ‌​ ‌​‌‍‌‍‌‍​ ​ ‌​​‍ ‌‌‍​‌‌‍‌​‌‍​‍‌‍​ ​‍ ‌‌‍​‍​ ​​‌‍‌​​ ‌ ‌‍‌‍​ ​‌​ ‌​​ ​ ​ ‍​​ ‌‌​ ​‍‌‍‌‌​ ‍ ‌ ‌​‌ ‍‌‌ ​​‌‍‌‌​ ‌‌‍‍​‌‍ ‌ ‌​‌‍‌‌‌‍ ​‌‌​ ‌‍‍‌‌ ‌​‌‍‌‌‌​‍​‌‍ ‌‍ ‌‌‍‌‌‌‌​​‌‍​‌‌‍‌ ‌‍‌‌​ ‍ ‌ ​​‌‍​‌‌ ‌​‌‍‍​​ ‌‌ ​​‌‍​‌‌‍‌ ‌‍‌‌‌​​‍‌ ‌‌‌‍‍‌‌‍ ​‌‍‌​‌‍‌‌‌ ​‍​‍‌‌​ ‌‌‌​​‍‌‌ ‌‍‍ ‌‍‌‌‌ ‍‌​‍‌‌​ ​ ‌​‌​​‍‌‌​ ​ ‌​‌​​‍‌‌​ ​‍​ ​‍​ ‌‌‌‍​ ‌‍‌‍​ ‌​‌‍‌‌​ ‍‌​ ‍‌​ ‌​​ ​‌​ ‌‌​ ‌ ​ ​‍​‍‌‌​ ​‍​ ​‍​‍‌‌​ ‌‌‌​‌​​‍ ‍‌‍​ ‌‍ ‌‍ ‍‌ ‌​‌‍‌‌‌‍ ‍‌ ‌​​‍‌‌​ ‌‌‌​​‍‌‌ ‌‍‍ ‌‍‌‌‌ ‍‌​‍‌‌​ ​ ‌​‌​​‍‌‌​ ​ ‌​‌​​‍‌‌​ ​‍​ ​‍​ ​​​ ​‍​ ​‌‌‍​ ​ ‍​​ ‌ ‌‍‌‌​ ‍‌​ ‌​‌‍‌‍​ ‍‌‌‍​ ​‍‌‌​ ​‍​ ​‍​‍‌‌​ ‌‌‌​‌​​‍ ‍‌‍‌‌‌ ‍​‌‍​ ‌‍‌‌‌ ​‍‌ ​​‌ ‌​​ ‌‍​‍‌‍​‌‌ ​ ‌‍‌‌‌‌‌‌‌ ​‍‌‍ ​​ ‌‌‍‍​‌ ‌​‌ ‌​‌ ​​‌ ​ ​‍‌‌​ ​ ‌​​‌​‍‌‌​ ​‍‌​‌‍​‍‌‌​ ​‍‌​‌‍‌‍ ​​‍ ‌‌‍​‌‌‍ ‍‌‍‌​​‍ ‌‌ ​‍​‍ ‌‌‍‍​‌‍ ‌ ‌​‌‍‌‌‌‍ ​‌ ​ ​‍ ‌‌ ​ ‌ ‌​‌ ‌‌‌‍‌​‌‍‍‌‌‍ ​‍ ‍‌ ‌‍‌‍‌‌‌ ​‍‌‍​ ‌‍‌‌‌‍ ​​‍ ‍‌‍​‌‌ ​​‌ ​​​‍‌‍‌‍‍‌‌‍‌​​ ‌​ ​​‌‍​‍​ ‌ ‌‍‌​​ ​‌‌‍​‌‌‍​‍​ ‌‍​‍ ‌​ ‌ ​ ​‍​ ‍‌​ ​‍​‍ ‌​ ‌​‌‍‌‍‌‍​ ​ ‌​​‍ ‌‌‍​‌‌‍‌​‌‍​‍‌‍​ ​‍ ‌‌‍​‍​ ​​‌‍‌​​ ‌ ‌‍‌‍​ ​‌​ ‌​​ ​ ​ ‍​​ ‌‌​ ​‍‌‍‌‌​‍‌‍‌ ‌​‌ ‍‌‌ ​​‌‍‌‌​ ‌‌‍‍​‌‍ ‌ ‌​‌‍‌‌‌‍ ​‌‌​ ‌‍‍‌‌ ‌​‌‍‌‌‌​‍​‌‍ ‌‍ ‌‌‍‌‌‌‌​​‌‍​‌‌‍‌ ‌‍‌‌​‍‌‍‌ ​​‌‍​‌‌ ‌​‌‍‍​​ ‌‌ ​​‌‍​‌‌‍‌ ‌‍‌‌‌​​‍‌ ‌‌‌‍‍‌‌‍ ​‌‍‌​‌‍‌‌‌ ​‍​‍‌‌​ ‌‌‌​​‍‌‌ ‌‍‍ ‌‍‌‌‌ ‍‌​‍‌‌​ ​ ‌​‌​​‍‌‌​ ​ ‌​‌​​‍‌‌​ ​‍​ ​‍​ ‌‌‌‍​ ‌‍‌‍​ ‌​‌‍‌‌​ ‍‌​ ‍‌​ ‌​​ ​‌​ ‌‌​ ‌ ​ ​‍​‍‌‌​ ​‍​ ​‍​‍‌‌​ ‌‌‌​‌​​‍ ‍‌‍​ ‌‍ ‌‍ ‍‌ ‌​‌‍‌‌‌‍ ‍‌ ‌​​‍‌‌​ ‌‌‌​​‍‌‌ ‌‍‍ ‌‍‌‌‌ ‍‌​‍‌‌​ ​ ‌​‌​​‍‌‌​ ​ ‌​‌​​‍‌‌​ ​‍​ ​‍​ ​​​ ​‍​ ​‌‌‍​ ​ ‍​​ ‌ ‌‍‌‌​ ‍‌​ ‌​‌‍‌‍​ ‍‌‌‍​ ​‍‌‌​ ​‍​ ​‍​‍‌‌​ ‌‌‌​‌​​‍ ‍‌‍‌‌‌ ‍​‌‍​ ‌‍‌‌‌ ​‍‌ ​​‌ ‌​​‍‌‍‌ ​​‌‍‌‌‌ ​‍‌ ​ ‌ ​​‌‍‌‌‌‍​ ‌ ‌​‌‍‍‌‌ ‌‍‌‍‌‌​ ‌‌ ​​‌ ‌‌‌‍​‍‌‍ ​‌‍‍‌‌ ​ ‌‍‍​‌‍‌‌‌‍‌​​‍​‍‌ ‌
Reservar​​​​‌ ‍ ​‍​‍‌‍ ‌ ​‍‌‍‍‌‌‍‌ ‌‍‍‌‌‍ ‍​‍​‍​ ‍‍​‍​‍‌ ​ ‌‍​‌‌‍ ‍‌‍‍‌‌ ‌​‌ ‍‌​‍ ‍‌‍‍‌‌‍ ​‍​‍​‍ ​​‍​‍‌‍‍​‌ ​‍‌‍‌‌‌‍‌‍​‍​‍​ ‍‍​‍​‍‌‍‍​‌ ‌​‌ ‌​‌ ​​‌ ​ ​ ‍‍​‍ ​‍ ‌‍ ​​‍ ‌‌‍​‌‌‍ ‍‌‍‌​​‍ ‌‌ ​‍​‍ ‌‌‍‍​‌‍ ‌ ‌​‌‍‌‌‌‍ ​‌ ​ ​‍ ‌‌ ​ ‌ ‌​‌ ‌‌‌‍‌​‌‍‍‌‌‍ ​‍ ‍‌ ‌‍‌‍‌‌‌ ​‍‌‍​ ‌‍‌‌‌‍ ​​‍ ‍‌‍​‌‌ ​​‌ ​​​‍ ‌‍‍‌‌‍ ‍‌ ‌​‌‍‌‌‌‍ ‍‌ ‌​​‍ ‌‍‌‌‌‍‌​‌‍‍‌‌ ‌​​‍ ‌‍ ‌‌‍ ‌‍‌​‌‍‌‌​ ‌‌ ​​‌ ​‍‌‍‌‌‌ ​ ‌‍‌‌‌‍ ‍‌ ‌​‌‍​‌‌ ‌​‌‍‍‌‌‍ ‌‍ ‍​ ‍ ‌‍‍‌‌‍‌​​ ‌​ ​​‌‍​‍​ ‌ ‌‍‌​​ ​‌‌‍​‌‌‍​‍​ ‌‍​‍ ‌​ ‌ ​ ​‍​ ‍‌​ ​‍​‍ ‌​ ‌​‌‍‌‍‌‍​ ​ ‌​​‍ ‌‌‍​‌‌‍‌​‌‍​‍‌‍​ ​‍ ‌‌‍​‍​ ​​‌‍‌​​ ‌ ‌‍‌‍​ ​‌​ ‌​​ ​ ​ ‍​​ ‌‌​ ​‍‌‍‌‌​ ‍ ‌ ‌​‌ ‍‌‌ ​​‌‍‌‌​ ‌‌‍‍​‌‍ ‌ ‌​‌‍‌‌‌‍ ​‌‌​ ‌‍‍‌‌ ‌​‌‍‌‌‌​‍​‌‍ ‌‍ ‌‌‍‌‌‌‌​​‌‍​‌‌‍‌ ‌‍‌‌​ ‍ ‌ ​​‌‍​‌‌ ‌​‌‍‍​​ ‌‌ ​​‌‍​‌‌‍‌ ‌‍‌‌‌​​‍‌ ‌‌‌‍‍‌‌‍ ​‌‍‌​‌‍‌‌‌ ​‍​‍‌‌​ ‌‌‌​​‍‌‌ ‌‍‍ ‌‍‌‌‌ ‍‌​‍‌‌​ ​ ‌​‌​​‍‌‌​ ​ ‌​‌​​‍‌‌​ ​‍​ ​‍​ ‌‌‌‍​ ‌‍‌‍​ ‌​‌‍‌‌​ ‍‌​ ‍‌​ ‌​​ ​‌​ ‌‌​ ‌ ​ ​‍​‍‌‌​ ​‍​ ​‍​‍‌‌​ ‌‌‌​‌​​‍ ‍‌‍​ ‌‍ ‌‍ ‍‌ ‌​‌‍‌‌‌‍ ‍‌ ‌​​‍‌‌​ ‌‌‌​​‍‌‌ ‌‍‍ ‌‍‌‌‌ ‍‌​‍‌‌​ ​ ‌​‌​​‍‌‌​ ​ ‌​‌​​‍‌‌​ ​‍​ ​‍​ ​​​ ​‍​ ​‌‌‍​ ​ ‍​​ ‌ ‌‍‌‌​ ‍‌​ ‌​‌‍‌‍​ ‍‌‌‍​ ​‍‌‌​ ​‍​ ​‍​‍‌‌​ ‌‌‌​‌​​‍ ‍‌ ​​‌ ​‍‌‍‍‌‌‍ ‌‌‍​‌‌ ​‍‌ ‍‌‌​​ ‌ ‌​‌‍​‌​‍ ‍‌‍ ​‌‍​‌‌‍​‍‌‍‌‌‌‍ ​​ ‌‍​‍‌‍​‌‌ ​ ‌‍‌‌‌‌‌‌‌ ​‍‌‍ ​​ ‌‌‍‍​‌ ‌​‌ ‌​‌ ​​‌ ​ ​‍‌‌​ ​ ‌​​‌​‍‌‌​ ​‍‌​‌‍​‍‌‌​ ​‍‌​‌‍‌‍ ​​‍ ‌‌‍​‌‌‍ ‍‌‍‌​​‍ ‌‌ ​‍​‍ ‌‌‍‍​‌‍ ‌ ‌​‌‍‌‌‌‍ ​‌ ​ ​‍ ‌‌ ​ ‌ ‌​‌ ‌‌‌‍‌​‌‍‍‌‌‍ ​‍ ‍‌ ‌‍‌‍‌‌‌ ​‍‌‍​ ‌‍‌‌‌‍ ​​‍ ‍‌‍​‌‌ ​​‌ ​​​‍‌‍‌‍‍‌‌‍‌​​ ‌​ ​​‌‍​‍​ ‌ ‌‍‌​​ ​‌‌‍​‌‌‍​‍​ ‌‍​‍ ‌​ ‌ ​ ​‍​ ‍‌​ ​‍​‍ ‌​ ‌​‌‍‌‍‌‍​ ​ ‌​​‍ ‌‌‍​‌‌‍‌​‌‍​‍‌‍​ ​‍ ‌‌‍​‍​ ​​‌‍‌​​ ‌ ‌‍‌‍​ ​‌​ ‌​​ ​ ​ ‍​​ ‌‌​ ​‍‌‍‌‌​‍‌‍‌ ‌​‌ ‍‌‌ ​​‌‍‌‌​ ‌‌‍‍​‌‍ ‌ ‌​‌‍‌‌‌‍ ​‌‌​ ‌‍‍‌‌ ‌​‌‍‌‌‌​‍​‌‍ ‌‍ ‌‌‍‌‌‌‌​​‌‍​‌‌‍‌ ‌‍‌‌​‍‌‍‌ ​​‌‍​‌‌ ‌​‌‍‍​​ ‌‌ ​​‌‍​‌‌‍‌ ‌‍‌‌‌​​‍‌ ‌‌‌‍‍‌‌‍ ​‌‍‌​‌‍‌‌‌ ​‍​‍‌‌​ ‌‌‌​​‍‌‌ ‌‍‍ ‌‍‌‌‌ ‍‌​‍‌‌​ ​ ‌​‌​​‍‌‌​ ​ ‌​‌​​‍‌‌​ ​‍​ ​‍​ ‌‌‌‍​ ‌‍‌‍​ ‌​‌‍‌‌​ ‍‌​ ‍‌​ ‌​​ ​‌​ ‌‌​ ‌ ​ ​‍​‍‌‌​ ​‍​ ​‍​‍‌‌​ ‌‌‌​‌​​‍ ‍‌‍​ ‌‍ ‌‍ ‍‌ ‌​‌‍‌‌‌‍ ‍‌ ‌​​‍‌‌​ ‌‌‌​​‍‌‌ ‌‍‍ ‌‍‌‌‌ ‍‌​‍‌‌​ ​ ‌​‌​​‍‌‌​ ​ ‌​‌​​‍‌‌​ ​‍​ ​‍​ ​​​ ​‍​ ​‌‌‍​ ​ ‍​​ ‌ ‌‍‌‌​ ‍‌​ ‌​‌‍‌‍​ ‍‌‌‍​ ​‍‌‌​ ​‍​ ​‍​‍‌‌​ ‌‌‌​‌​​‍ ‍‌ ​​‌ ​‍‌‍‍‌‌‍ ‌‌‍​‌‌ ​‍‌ ‍‌‌​​ ‌ ‌​‌‍​‌​‍ ‍‌‍ ​‌‍​‌‌‍​‍‌‍‌‌‌‍ ​​‍‌‍‌ ​​‌‍‌‌‌ ​‍‌ ​ ‌ ​​‌‍‌‌‌‍​ ‌ ‌​‌‍‍‌‌ ‌‍‌‍‌‌​ ‌‌ ​​‌ ‌‌‌‍​‍‌‍ ​‌‍‍‌‌ ​ ‌‍‍​‌‍‌‌‌‍‌​​‍​‍‌ ‌ Saber más​​​​‌ ‍ ​‍​‍‌‍ ‌ ​‍‌‍‍‌‌‍‌ ‌‍‍‌‌‍ ‍​‍​‍​ ‍‍​‍​‍‌ ​ ‌‍​‌‌‍ ‍‌‍‍‌‌ ‌​‌ ‍‌​‍ ‍‌‍‍‌‌‍ ​‍​‍​‍ ​​‍​‍‌‍‍​‌ ​‍‌‍‌‌‌‍‌‍​‍​‍​ ‍‍​‍​‍‌‍‍​‌ ‌​‌ ‌​‌ ​​‌ ​ ​ ‍‍​‍ ​‍ ‌‍ ​​‍ ‌‌‍​‌‌‍ ‍‌‍‌​​‍ ‌‌ ​‍​‍ ‌‌‍‍​‌‍ ‌ ‌​‌‍‌‌‌‍ ​‌ ​ ​‍ ‌‌ ​ ‌ ‌​‌ ‌‌‌‍‌​‌‍‍‌‌‍ ​‍ ‍‌ ‌‍‌‍‌‌‌ ​‍‌‍​ ‌‍‌‌‌‍ ​​‍ ‍‌‍​‌‌ ​​‌ ​​​‍ ‌‍‍‌‌‍ ‍‌ ‌​‌‍‌‌‌‍ ‍‌ ‌​​‍ ‌‍‌‌‌‍‌​‌‍‍‌‌ ‌​​‍ ‌‍ ‌‌‍ ‌‍‌​‌‍‌‌​ ‌‌ ​​‌ ​‍‌‍‌‌‌ ​ ‌‍‌‌‌‍ ‍‌ ‌​‌‍​‌‌ ‌​‌‍‍‌‌‍ ‌‍ ‍​ ‍ ‌‍‍‌‌‍‌​​ ‌​ ​​‌‍​‍​ ‌ ‌‍‌​​ ​‌‌‍​‌‌‍​‍​ ‌‍​‍ ‌​ ‌ ​ ​‍​ ‍‌​ ​‍​‍ ‌​ ‌​‌‍‌‍‌‍​ ​ ‌​​‍ ‌‌‍​‌‌‍‌​‌‍​‍‌‍​ ​‍ ‌‌‍​‍​ ​​‌‍‌​​ ‌ ‌‍‌‍​ ​‌​ ‌​​ ​ ​ ‍​​ ‌‌​ ​‍‌‍‌‌​ ‍ ‌ ‌​‌ ‍‌‌ ​​‌‍‌‌​ ‌‌‍‍​‌‍ ‌ ‌​‌‍‌‌‌‍ ​‌‌​ ‌‍‍‌‌ ‌​‌‍‌‌‌​‍​‌‍ ‌‍ ‌‌‍‌‌‌‌​​‌‍​‌‌‍‌ ‌‍‌‌​ ‍ ‌ ​​‌‍​‌‌ ‌​‌‍‍​​ ‌‌ ​​‌‍​‌‌‍‌ ‌‍‌‌‌​​‍‌ ‌‌‌‍‍‌‌‍ ​‌‍‌​‌‍‌‌‌ ​‍​‍‌‌​ ‌‌‌​​‍‌‌ ‌‍‍ ‌‍‌‌‌ ‍‌​‍‌‌​ ​ ‌​‌​​‍‌‌​ ​ ‌​‌​​‍‌‌​ ​‍​ ​‍​ ‌‌‌‍​ ‌‍‌‍​ ‌​‌‍‌‌​ ‍‌​ ‍‌​ ‌​​ ​‌​ ‌‌​ ‌ ​ ​‍​‍‌‌​ ​‍​ ​‍​‍‌‌​ ‌‌‌​‌​​‍ ‍‌‍​ ‌‍ ‌‍ ‍‌ ‌​‌‍‌‌‌‍ ‍‌ ‌​​‍‌‌​ ‌‌‌​​‍‌‌ ‌‍‍ ‌‍‌‌‌ ‍‌​‍‌‌​ ​ ‌​‌​​‍‌‌​ ​ ‌​‌​​‍‌‌​ ​‍​ ​‍​ ​​​ ​‍​ ​‌‌‍​ ​ ‍​​ ‌ ‌‍‌‌​ ‍‌​ ‌​‌‍‌‍​ ‍‌‌‍​ ​‍‌‌​ ​‍​ ​‍​‍‌‌​ ‌‌‌​‌​​‍ ‍‌ ​ ‌‍‌‌‌‍​ ‌‍ ‌‍ ‍‌‍‌​‌‍​‌‌ ​‍‌ ‍‌‌​​ ‌ ‌​‌‍​‌​‍ ‍‌‍ ​‌‍​‌‌‍​‍‌‍‌‌‌‍ ​​ ‌‍​‍‌‍​‌‌ ​ ‌‍‌‌‌‌‌‌‌ ​‍‌‍ ​​ ‌‌‍‍​‌ ‌​‌ ‌​‌ ​​‌ ​ ​‍‌‌​ ​ ‌​​‌​‍‌‌​ ​‍‌​‌‍​‍‌‌​ ​‍‌​‌‍‌‍ ​​‍ ‌‌‍​‌‌‍ ‍‌‍‌​​‍ ‌‌ ​‍​‍ ‌‌‍‍​‌‍ ‌ ‌​‌‍‌‌‌‍ ​‌ ​ ​‍ ‌‌ ​ ‌ ‌​‌ ‌‌‌‍‌​‌‍‍‌‌‍ ​‍ ‍‌ ‌‍‌‍‌‌‌ ​‍‌‍​ ‌‍‌‌‌‍ ​​‍ ‍‌‍​‌‌ ​​‌ ​​​‍‌‍‌‍‍‌‌‍‌​​ ‌​ ​​‌‍​‍​ ‌ ‌‍‌​​ ​‌‌‍​‌‌‍​‍​ ‌‍​‍ ‌​ ‌ ​ ​‍​ ‍‌​ ​‍​‍ ‌​ ‌​‌‍‌‍‌‍​ ​ ‌​​‍ ‌‌‍​‌‌‍‌​‌‍​‍‌‍​ ​‍ ‌‌‍​‍​ ​​‌‍‌​​ ‌ ‌‍‌‍​ ​‌​ ‌​​ ​ ​ ‍​​ ‌‌​ ​‍‌‍‌‌​‍‌‍‌ ‌​‌ ‍‌‌ ​​‌‍‌‌​ ‌‌‍‍​‌‍ ‌ ‌​‌‍‌‌‌‍ ​‌‌​ ‌‍‍‌‌ ‌​‌‍‌‌‌​‍​‌‍ ‌‍ ‌‌‍‌‌‌‌​​‌‍​‌‌‍‌ ‌‍‌‌​‍‌‍‌ ​​‌‍​‌‌ ‌​‌‍‍​​ ‌‌ ​​‌‍​‌‌‍‌ ‌‍‌‌‌​​‍‌ ‌‌‌‍‍‌‌‍ ​‌‍‌​‌‍‌‌‌ ​‍​‍‌‌​ ‌‌‌​​‍‌‌ ‌‍‍ ‌‍‌‌‌ ‍‌​‍‌‌​ ​ ‌​‌​​‍‌‌​ ​ ‌​‌​​‍‌‌​ ​‍​ ​‍​ ‌‌‌‍​ ‌‍‌‍​ ‌​‌‍‌‌​ ‍‌​ ‍‌​ ‌​​ ​‌​ ‌‌​ ‌ ​ ​‍​‍‌‌​ ​‍​ ​‍​‍‌‌​ ‌‌‌​‌​​‍ ‍‌‍​ ‌‍ ‌‍ ‍‌ ‌​‌‍‌‌‌‍ ‍‌ ‌​​‍‌‌​ ‌‌‌​​‍‌‌ ‌‍‍ ‌‍‌‌‌ ‍‌​‍‌‌​ ​ ‌​‌​​‍‌‌​ ​ ‌​‌​​‍‌‌​ ​‍​ ​‍​ ​​​ ​‍​ ​‌‌‍​ ​ ‍​​ ‌ ‌‍‌‌​ ‍‌​ ‌​‌‍‌‍​ ‍‌‌‍​ ​‍‌‌​ ​‍​ ​‍​‍‌‌​ ‌‌‌​‌​​‍ ‍‌ ​ ‌‍‌‌‌‍​ ‌‍ ‌‍ ‍‌‍‌​‌‍​‌‌ ​‍‌ ‍‌‌​​ ‌ ‌​‌‍​‌​‍ ‍‌‍ ​‌‍​‌‌‍​‍‌‍‌‌‌‍ ​​‍‌‍‌ ​​‌‍‌‌‌ ​‍‌ ​ ‌ ​​‌‍‌‌‌‍​ ‌ ‌​‌‍‍‌‌ ‌‍‌‍‌‌​ ‌‌ ​​‌ ‌‌‌‍​‍‌‍ ​‌‍‍‌‌ ​ ‌‍‍​‌‍‌‌‌‍‌​​‍​‍‌ ‌
Open Champneys Spa​​​​‌ ‍ ​‍​‍‌‍ ‌ ​‍‌‍‍‌‌‍‌ ‌‍‍‌‌‍ ‍​‍​‍​ ‍‍​‍​‍‌ ​ ‌‍​‌‌‍ ‍‌‍‍‌‌ ‌​‌ ‍‌​‍ ‍‌‍‍‌‌‍ ​‍​‍​‍ ​​‍​‍‌‍‍​‌ ​‍‌‍‌‌‌‍‌‍​‍​‍​ ‍‍​‍​‍‌‍‍​‌ ‌​‌ ‌​‌ ​​‌ ​ ​ ‍‍​‍ ​‍ ‌‍ ​​‍ ‌‌‍​‌‌‍ ‍‌‍‌​​‍ ‌‌ ​‍​‍ ‌‌‍‍​‌‍ ‌ ‌​‌‍‌‌‌‍ ​‌ ​ ​‍ ‌‌ ​ ‌ ‌​‌ ‌‌‌‍‌​‌‍‍‌‌‍ ​‍ ‍‌ ‌‍‌‍‌‌‌ ​‍‌‍​ ‌‍‌‌‌‍ ​​‍ ‍‌‍​‌‌ ​​‌ ​​​‍ ‌‍‍‌‌‍ ‍‌ ‌​‌‍‌‌‌‍ ‍‌ ‌​​‍ ‌‍‌‌‌‍‌​‌‍‍‌‌ ‌​​‍ ‌‍ ‌‌‍ ‌‍‌​‌‍‌‌​ ‌‌ ​​‌ ​‍‌‍‌‌‌ ​ ‌‍‌‌‌‍ ‍‌ ‌​‌‍​‌‌ ‌​‌‍‍‌‌‍ ‌‍ ‍​ ‍ ‌‍‍‌‌‍‌​​ ‌​ ​​‌‍​‍​ ‌ ‌‍‌​​ ​‌‌‍​‌‌‍​‍​ ‌‍​‍ ‌​ ‌ ​ ​‍​ ‍‌​ ​‍​‍ ‌​ ‌​‌‍‌‍‌‍​ ​ ‌​​‍ ‌‌‍​‌‌‍‌​‌‍​‍‌‍​ ​‍ ‌‌‍​‍​ ​​‌‍‌​​ ‌ ‌‍‌‍​ ​‌​ ‌​​ ​ ​ ‍​​ ‌‌​ ​‍‌‍‌‌​ ‍ ‌ ‌​‌ ‍‌‌ ​​‌‍‌‌​ ‌‌‍‍​‌‍ ‌ ‌​‌‍‌‌‌‍ ​‌‌​ ‌‍‍‌‌ ‌​‌‍‌‌‌​‍​‌‍ ‌‍ ‌‌‍‌‌‌‌​​‌‍​‌‌‍‌ ‌‍‌‌​ ‍ ‌ ​​‌‍​‌‌ ‌​‌‍‍​​ ‌‌ ​​‌‍​‌‌‍‌ ‌‍‌‌‌​​‍‌ ‌‌‌‍‍‌‌‍ ​‌‍‌​‌‍‌‌‌ ​‍​‍‌‌​ ‌‌‌​​‍‌‌ ‌‍‍ ‌‍‌‌‌ ‍‌​‍‌‌​ ​ ‌​‌​​‍‌‌​ ​ ‌​‌​​‍‌‌​ ​‍​ ​‍​ ‌‌‌‍​ ‌‍‌‍​ ‌​‌‍‌‌​ ‍‌​ ‍‌​ ‌​​ ​‌​ ‌‌​ ‌ ​ ​‍​‍‌‌​ ​‍​ ​‍​‍‌‌​ ‌‌‌​‌​​‍ ‍‌‍​ ‌‍ ‌‍ ‍‌ ‌​‌‍‌‌‌‍ ‍‌ ‌​​‍‌‌​ ‌‌‌​​‍‌‌ ‌‍‍ ‌‍‌‌‌ ‍‌​‍‌‌​ ​ ‌​‌​​‍‌‌​ ​ ‌​‌​​‍‌‌​ ​‍​ ​‍​ ‌‌‌‍‌‍​ ​‌‌‍​ ​ ‍​​ ‌​​ ‌ ​ ​‌​ ‍‌​ ‍​​ ‌​​ ‌ ​‍‌‌​ ​‍​ ​‍​‍‌‌​ ‌‌‌​‌​​‍ ‍‌ ‌​‌‍‍‌‌ ‌​‌‍ ​‌‍‌‌​ ‌‍​‍‌‍​‌‌ ​ ‌‍‌‌‌‌‌‌‌ ​‍‌‍ ​​ ‌‌‍‍​‌ ‌​‌ ‌​‌ ​​‌ ​ ​‍‌‌​ ​ ‌​​‌​‍‌‌​ ​‍‌​‌‍​‍‌‌​ ​‍‌​‌‍‌‍ ​​‍ ‌‌‍​‌‌‍ ‍‌‍‌​​‍ ‌‌ ​‍​‍ ‌‌‍‍​‌‍ ‌ ‌​‌‍‌‌‌‍ ​‌ ​ ​‍ ‌‌ ​ ‌ ‌​‌ ‌‌‌‍‌​‌‍‍‌‌‍ ​‍ ‍‌ ‌‍‌‍‌‌‌ ​‍‌‍​ ‌‍‌‌‌‍ ​​‍ ‍‌‍​‌‌ ​​‌ ​​​‍‌‍‌‍‍‌‌‍‌​​ ‌​ ​​‌‍​‍​ ‌ ‌‍‌​​ ​‌‌‍​‌‌‍​‍​ ‌‍​‍ ‌​ ‌ ​ ​‍​ ‍‌​ ​‍​‍ ‌​ ‌​‌‍‌‍‌‍​ ​ ‌​​‍ ‌‌‍​‌‌‍‌​‌‍​‍‌‍​ ​‍ ‌‌‍​‍​ ​​‌‍‌​​ ‌ ‌‍‌‍​ ​‌​ ‌​​ ​ ​ ‍​​ ‌‌​ ​‍‌‍‌‌​‍‌‍‌ ‌​‌ ‍‌‌ ​​‌‍‌‌​ ‌‌‍‍​‌‍ ‌ ‌​‌‍‌‌‌‍ ​‌‌​ ‌‍‍‌‌ ‌​‌‍‌‌‌​‍​‌‍ ‌‍ ‌‌‍‌‌‌‌​​‌‍​‌‌‍‌ ‌‍‌‌​‍‌‍‌ ​​‌‍​‌‌ ‌​‌‍‍​​ ‌‌ ​​‌‍​‌‌‍‌ ‌‍‌‌‌​​‍‌ ‌‌‌‍‍‌‌‍ ​‌‍‌​‌‍‌‌‌ ​‍​‍‌‌​ ‌‌‌​​‍‌‌ ‌‍‍ ‌‍‌‌‌ ‍‌​‍‌‌​ ​ ‌​‌​​‍‌‌​ ​ ‌​‌​​‍‌‌​ ​‍​ ​‍​ ‌‌‌‍​ ‌‍‌‍​ ‌​‌‍‌‌​ ‍‌​ ‍‌​ ‌​​ ​‌​ ‌‌​ ‌ ​ ​‍​‍‌‌​ ​‍​ ​‍​‍‌‌​ ‌‌‌​‌​​‍ ‍‌‍​ ‌‍ ‌‍ ‍‌ ‌​‌‍‌‌‌‍ ‍‌ ‌​​‍‌‌​ ‌‌‌​​‍‌‌ ‌‍‍ ‌‍‌‌‌ ‍‌​‍‌‌​ ​ ‌​‌​​‍‌‌​ ​ ‌​‌​​‍‌‌​ ​‍​ ​‍​ ‌‌‌‍‌‍​ ​‌‌‍​ ​ ‍​​ ‌​​ ‌ ​ ​‌​ ‍‌​ ‍​​ ‌​​ ‌ ​‍‌‌​ ​‍​ ​‍​‍‌‌​ ‌‌‌​‌​​‍ ‍‌ ‌​‌‍‍‌‌ ‌​‌‍ ​‌‍‌‌​‍‌‍‌ ​​‌‍‌‌‌ ​‍‌ ​ ‌ ​​‌‍‌‌‌‍​ ‌ ‌​‌‍‍‌‌ ‌‍‌‍‌‌​ ‌‌ ​​‌ ‌‌‌‍​‍‌‍ ​‌‍‍‌‌ ​ ‌‍‍​‌‍‌‌‌‍‌​​‍​‍‌ ‌